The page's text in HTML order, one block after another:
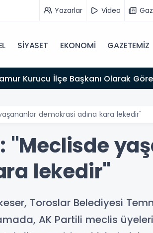
Yazarlar Video
SİYASET EKONOMİ GAZETEMİZ
Kurucu İlçe Başkanı Olarak
demokrasi adına kara lekedir"
"Meclisde
lekedir"
Toroslar Belediyesi
AK Partili meclis